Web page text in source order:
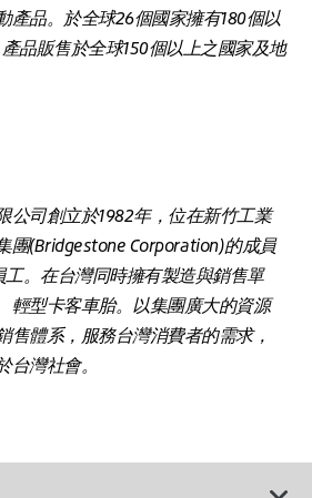
產品。於全球26個國家擁有180個以
品販售於全球150個以上之國家及地
公司創立於1982年，位在新竹工業
團(Bridgestone Corporation)的成員
工。在台灣同時擁有製造與銷售單
輕型卡客車胎。以集團廣大的資源
售體系，服務台灣消費者的需求，
灣社會。